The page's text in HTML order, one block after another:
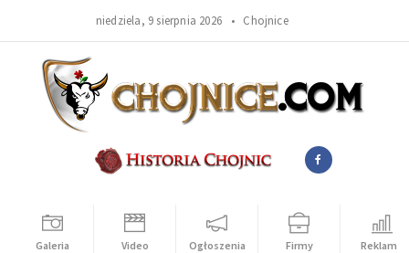
niedziela, 9 sierpnia 2026 • Chojnice
Galeria Video Ogłoszenia Firmy Reklama